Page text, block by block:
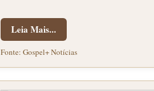
Leia Mais...
Fonte: Gospel+ Notícias